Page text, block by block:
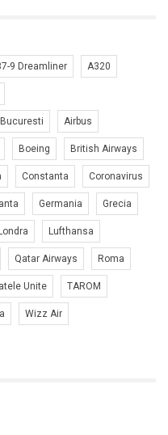
9 Dreamliner A320
Airbus
Boeing British Airways
Constanta Coronavirus
Germania Grecia
Londra Lufthansa
Qatar Airways Roma
Unite TAROM
Wizz Air